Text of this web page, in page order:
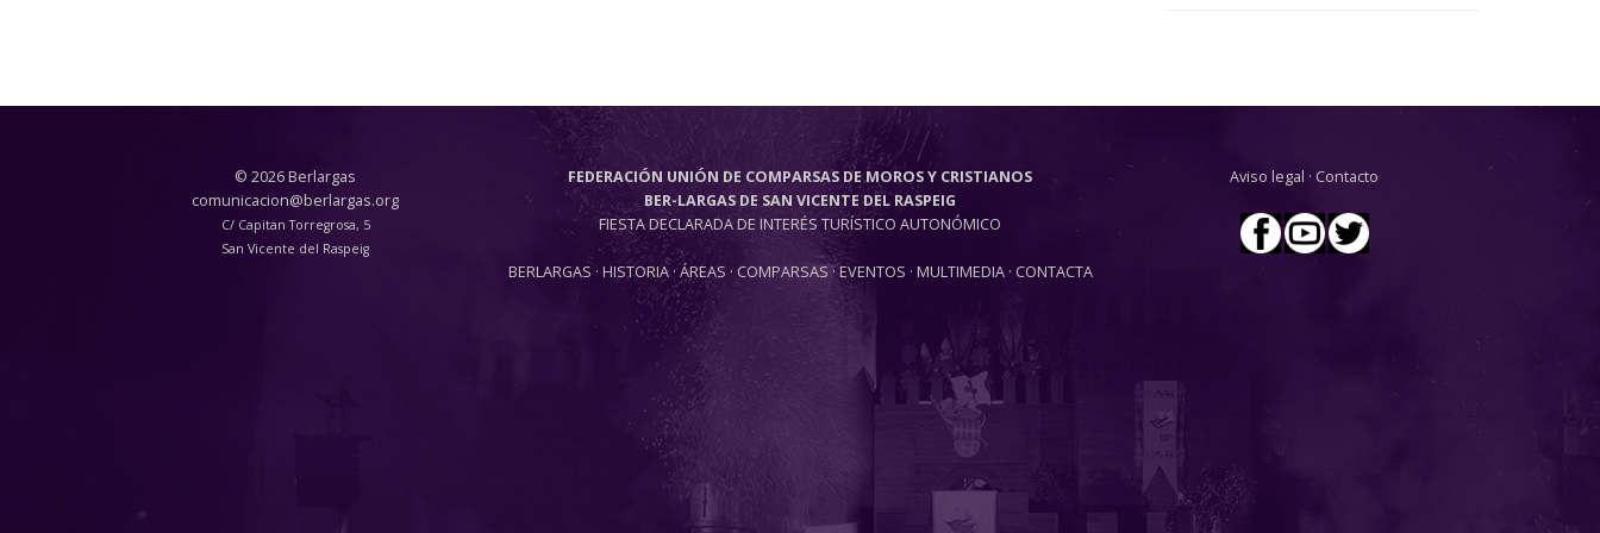
© 2026 Berlargas
comunicacion@berlargas.org
C/ Capitan Torregrosa, 5
San Vicente del Raspeig
FEDERACIÓN UNIÓN DE COMPARSAS DE MOROS Y CRISTIANOS
BER-LARGAS DE SAN VICENTE DEL RASPEIG
FIESTA DECLARADA DE INTERÉS TURÍSTICO AUTONÓMICO
BERLARGAS ·HISTORIA· ÁREAS · COMPARSAS ·EVENTOS · MULTIMEDIA· CONTACTA
Aviso legal · Contacto